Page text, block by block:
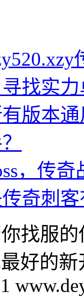
找实
版本
，传
奇刺
找服
好的